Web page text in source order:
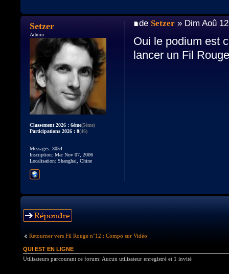
de Setzer » Dim Aoû
Oui le podium est
lancer un Fil
Setzer
Admin
Classement 2026 : 6ème(5ème)
Participations 2026 : 0(46)
Messages: 3054
Inscription: Mar Nov 07, 2006
Localisation: Shanghai, Chine
Répondre
Retourner vers Fil Rouge n°12 : Compo sur Vidéo
QUI EST EN LIGNE
Utilisateurs parcourant ce forum: Aucun utilisateur enregistré et 1 invité